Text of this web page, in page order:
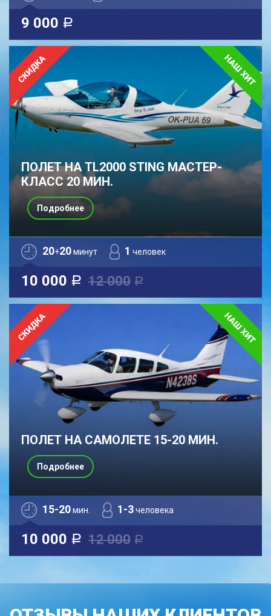
9 000 a
ПОЛЕТ НА TL2000 STING МАСТЕР-
КЛАСС 20 МИН.
20+20минут 1 человек
10 000 a 12 000 a
Подробнее
ПОЛЕТ НА САМОЛЕТЕ 15-20 МИН.
15-20мин. 1-3человека
10 000 a 12 000 a
Подробнее